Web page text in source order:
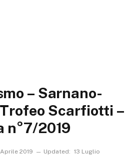
– Sarnano-
Scarfiotti –
n°7/2019
2019 Updated: 13 Luglio